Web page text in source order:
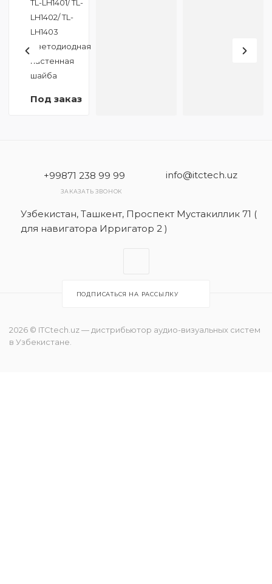
TL-LH1401/ TL-
LH1402/ TL-
LH1403
Светодиодная
настенная
шайба
Под заказ
+99871 238 99 99
ЗАКАЗАТЬ ЗВОНОК
info@itctech.uz
Узбекистан, Ташкент, Проспект Мустакиллик 71 (
для навигатора Ирригатор 2 )
ПОДПИСАТЬСЯ НА РАССЫЛКУ
2026 © ITCtech.uz — дистрибьютор aудио-визуальных систем
в Узбекистане.